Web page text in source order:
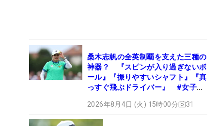
桑木志帆の全英制覇を支えた三種の
神器？ 『スピンが入り過ぎないボ
ール』『振りやすいシャフト』『真
っすぐ飛ぶドライバー』 #女子プ
2026年8月4日 (火) 15時00分 31